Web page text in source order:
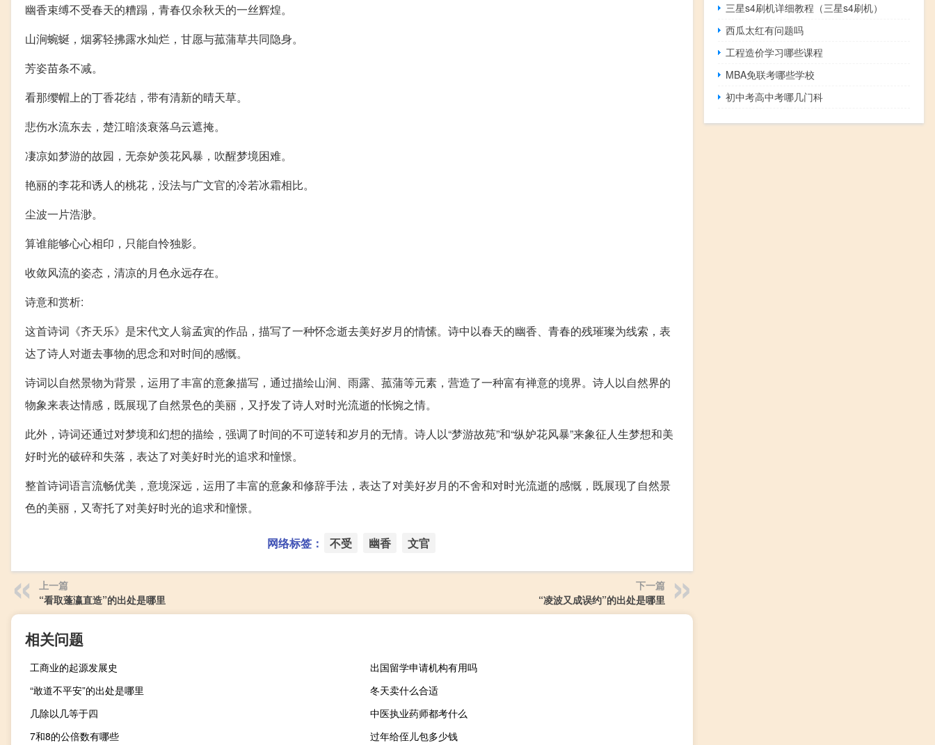
幽香束缚不受春天的糟蹋，青春仅余秋天的一丝辉煌。
山涧蜿蜒，烟雾轻拂露水灿烂，甘愿与菰蒲草共同隐身。
芳姿苗条不减。
看那缨帽上的丁香花结，带有清新的晴天草。
悲伤水流东去，楚江暗淡衰落乌云遮掩。
凄凉如梦游的故园，无奈妒羡花风暴，吹醒梦境困难。
艳丽的李花和诱人的桃花，没法与广文官的冷若冰霜相比。
尘波一片浩渺。
算谁能够心心相印，只能自怜独影。
收敛风流的姿态，清凉的月色永远存在。
诗意和赏析:
这首诗词《齐天乐》是宋代文人翁孟寅的作品，描写了一种怀念逝去美好岁月的情愫。诗中以春天的幽香、青春的残璀璨为线索，表
达了诗人对逝去事物的思念和对时间的感慨。
诗词以自然景物为背景，运用了丰富的意象描写，通过描绘山涧、雨露、菰蒲等元素，营造了一种富有禅意的境界。诗人以自然界的
物象来表达情感，既展现了自然景色的美丽，又抒发了诗人对时光流逝的怅惋之情。
此外，诗词还通过对梦境和幻想的描绘，强调了时间的不可逆转和岁月的无情。诗人以“梦游故苑”和“纵妒花风暴”来象征人生梦想和美
好时光的破碎和失落，表达了对美好时光的追求和憧憬。
整首诗词语言流畅优美，意境深远，运用了丰富的意象和修辞手法，表达了对美好岁月的不舍和对时光流逝的感慨，既展现了自然景
色的美丽，又寄托了对美好时光的追求和憧憬。
网络标签： 不受 幽香 文官
上一篇
“看取蓬瀛直造”的出处是哪里
下一篇
“凌波又成误约”的出处是哪里
相关问题
工商业的起源发展史
出国留学申请机构有用吗
“敢道不平安”的出处是哪里
冬天卖什么合适
几除以几等于四
中医执业药师都考什么
7和8的公倍数有哪些
过年给侄儿包多少钱
三星s4刷机详细教程（三星s4刷机）
西瓜太红有问题吗
工程造价学习哪些课程
MBA免联考哪些学校
初中考高中考哪几门科